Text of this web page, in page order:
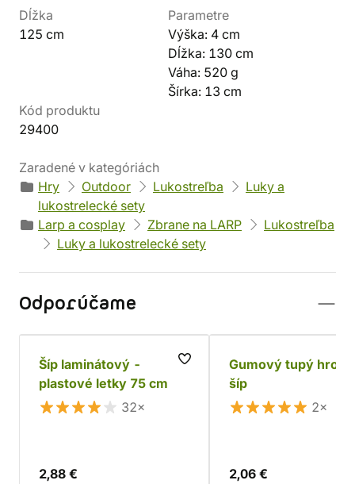
Dĺžka
125 cm
Parametre
Výška: 4 cm
Dĺžka: 130 cm
Váha: 520 g
Šírka: 13 cm
Kód produktu
29400
Zaradené v kategóriách
Hry
Outdoor Lukostreľba
Luky a
lukostrelecké sety
Larp a cosplay
Zbrane na LARP
Lukostreľba
Luky a lukostrelecké sety
Odporúčame
Šíp laminátový -
plastové letky 75 cm
32×
2,88 €
Gumový tupý hrot
šíp
2×
2,06 €